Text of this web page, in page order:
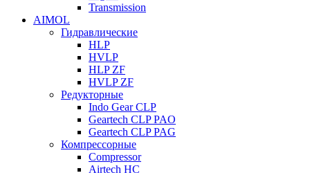
Transmission
AIMOL
Гидравлические
HLP
HVLP
HLP ZF
HVLP ZF
Редукторные
Indo Gear CLP
Geartech CLP PAO
Geartech CLP PAG
Компрессорные
Compressor
Airtech HC